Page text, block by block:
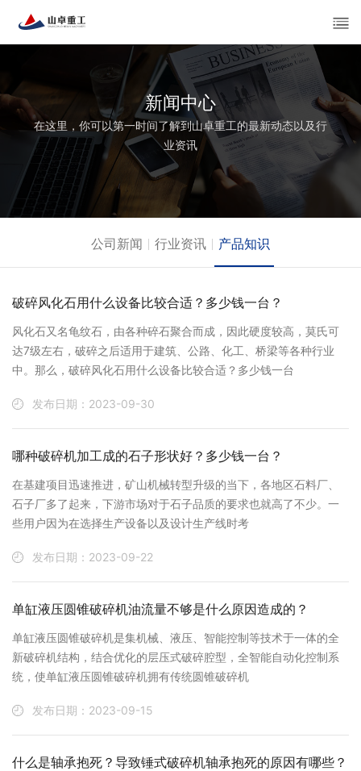
新闻中心
在这里，你可以第一时间了解到山卓重工的最新动态以及行
业资讯
公司新闻 行业资讯 产品知识
破碎风化石用什么设备比较合适？多少钱一台？
风化石又名龟纹石，由各种碎石聚合而成，因此硬度较高，莫氏可
达7级左右，破碎之后适用于建筑、公路、化工、桥梁等各种行业
中。那么，破碎风化石用什么设备比较合适？多少钱一台
发布日期：2023-09-30
哪种破碎机加工成的石子形状好？多少钱一台？
在基建项目迅速推进，矿山机械转型升级的当下，各地区石料厂、
石子厂多了起来，下游市场对于石子品质的要求也就高了不少。一
些用户因为在选择生产设备以及设计生产线时考
发布日期：2023-09-22
单缸液压圆锥破碎机油流量不够是什么原因造成的？
单缸液压圆锥破碎机是集机械、液压、智能控制等技术于一体的全
新破碎机结构，结合优化的层压式破碎腔型，全智能自动化控制系
统，使单缸液压圆锥破碎机拥有传统圆锥破碎机
发布日期：2023-09-15
什么是轴承抱死？导致锤式破碎机轴承抱死的原因有哪些？